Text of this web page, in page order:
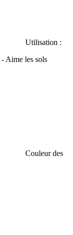
Utilisation :
Aime les sols
Couleur des